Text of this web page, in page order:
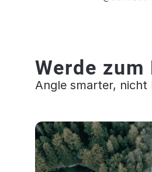
Werde
Angle smarter, nicht